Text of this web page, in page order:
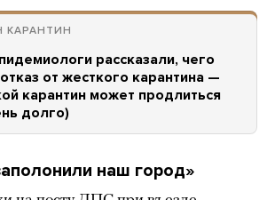
КАРАНТИН
рассказали, чего
от жесткого карантина —
карантин может продлиться
долго)
наш город»